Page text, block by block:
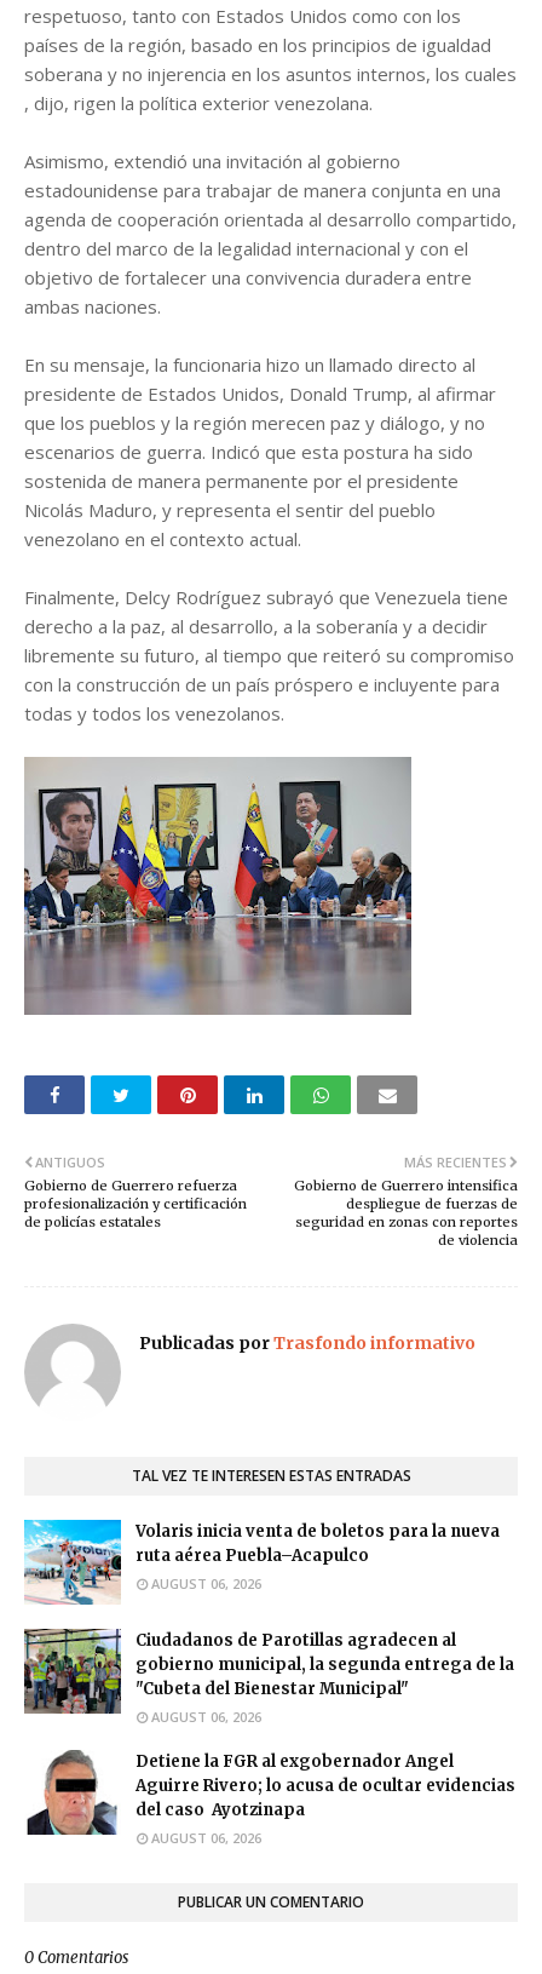
respetuoso, tanto con Estados Unidos como con los
países de la región, basado en los principios de igualdad
soberana y no injerencia en los asuntos internos, los cuales
, dijo, rigen la política exterior venezolana.
Asimismo, extendió una invitación al gobierno
estadounidense para trabajar de manera conjunta en una
agenda de cooperación orientada al desarrollo compartido,
dentro del marco de la legalidad internacional y con el
objetivo de fortalecer una convivencia duradera entre
ambas naciones.
En su mensaje, la funcionaria hizo un llamado directo al
presidente de Estados Unidos, Donald Trump, al afirmar
que los pueblos y la región merecen paz y diálogo, y no
escenarios de guerra. Indicó que esta postura ha sido
sostenida de manera permanente por el presidente
Nicolás Maduro, y representa el sentir del pueblo
venezolano en el contexto actual.
Finalmente, Delcy Rodríguez subrayó que Venezuela tiene
derecho a la paz, al desarrollo, a la soberanía y a decidir
libremente su futuro, al tiempo que reiteró su compromiso
con la construcción de un país próspero e incluyente para
todas y todos los venezolanos.
MÁS RECIENTES
Gobierno de Guerrero intensifica
despliegue de fuerzas de
seguridad en zonas con reportes
de violencia
ANTIGUOS
Gobierno de Guerrero refuerza
profesionalización y certificación
de policías estatales
Publicadas porTrasfondo informativo
TAL VEZ TE INTERESEN ESTAS ENTRADAS
Volaris inicia venta de boletos para la nueva
ruta aérea Puebla–Acapulco
AUGUST 06, 2026
Ciudadanos de Parotillas agradecen al
gobierno municipal, la segunda entrega de la
"Cubeta del Bienestar Municipal"
AUGUST 06, 2026
Detiene la FGR al exgobernador Angel
Aguirre Rivero; lo acusa de ocultar evidencias
del caso Ayotzinapa
AUGUST 06, 2026
PUBLICAR UN COMENTARIO
0 Comentarios